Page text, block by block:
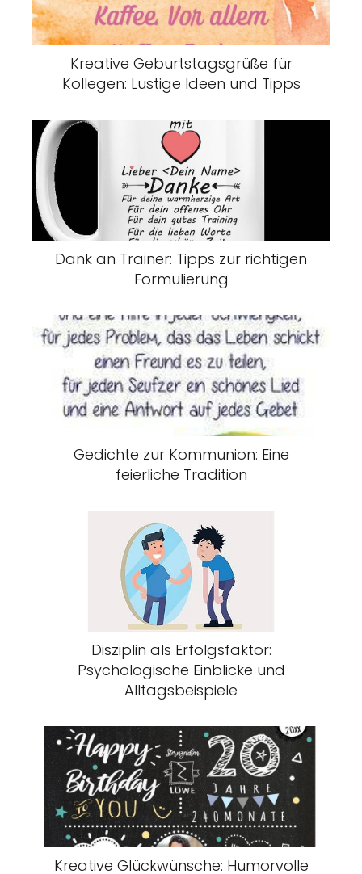
Kreative Geburtstagsgrüße für
Kollegen: Lustige Ideen und Tipps
Dank an Trainer: Tipps zur richtigen
Formulierung
Gedichte zur Kommunion: Eine
feierliche Tradition
Disziplin als Erfolgsfaktor:
Psychologische Einblicke und
Alltagsbeispiele
Kreative Glückwünsche: Humorvolle